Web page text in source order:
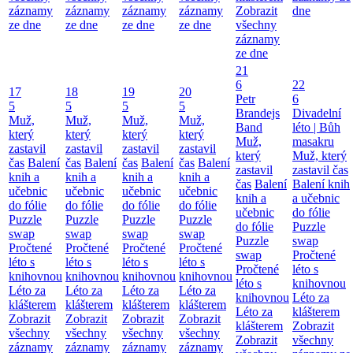
záznamy
ze dne
záznamy
ze dne
záznamy
ze dne
záznamy
ze dne
Zobrazit
všechny
záznamy
ze dne
dne
17
5
Muž,
který
zastavil
čas Balení
knih a
učebnic
do fólie
Puzzle
swap
Pročtené
léto s
knihovnou
Léto za
klášterem
Zobrazit
všechny
záznamy
18
5
Muž,
který
zastavil
čas Balení
knih a
učebnic
do fólie
Puzzle
swap
Pročtené
léto s
knihovnou
Léto za
klášterem
Zobrazit
všechny
záznamy
19
5
Muž,
který
zastavil
čas Balení
knih a
učebnic
do fólie
Puzzle
swap
Pročtené
léto s
knihovnou
Léto za
klášterem
Zobrazit
všechny
záznamy
20
5
Muž,
který
zastavil
čas Balení
knih a
učebnic
do fólie
Puzzle
swap
Pročtené
léto s
knihovnou
Léto za
klášterem
Zobrazit
všechny
záznamy
21
6
Petr
Brandejs
Band
Muž,
který
zastavil
čas Balení
knih a
učebnic
do fólie
Puzzle
swap
Pročtené
léto s
knihovnou
Léto za
klášterem
Zobrazit
22
6
Divadelní
léto | Bůh
masakru
Muž, který
zastavil čas
Balení knih
a učebnic
do fólie
Puzzle
swap
Pročtené
léto s
knihovnou
Léto za
klášterem
Zobrazit
všechny